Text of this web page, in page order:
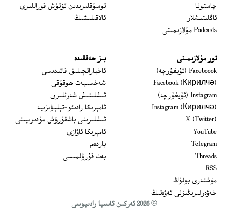
چاستوتا
ئاڭلىتىشلار
Podcasts مۇلازىمىتى
توسۇقلىرىدىن ئۆتۈش قوراللىرى
ئالاقىلىشىڭ
تور مۇلازىمىتى
Faceboook (ئۇيغۇرچە)
Opens in new window
Facebook (Кирилчә)
Opens in new window
Instagram (ئۇيغۇرچە)
Opens in new window
Instagram (Кирилчә)
Opens in new window
X (Twitter)
YouTube
Telegram
Threads
RSS
مۇشتەرى بولۇڭ
خەۋەرلىرىڭىزنى ئەۋەتىڭ
بىز ھەققىدە
ئاخباراتچىلىق قائىدىسى
شەخسىيەت ھوقۇقى
ئىشلىتىش شەرتلىرى
ئامېرىكا رادىئو-تېلېۋىزىيە
ئىشلىرىنى باشقۇرۇش مۇدىرىيىتى
ئامېرىكا ئاۋازى
ياردەم
بەت قۇرۇلمىسى
© 2026 ئەركىن ئاسىيا رادىيوسى